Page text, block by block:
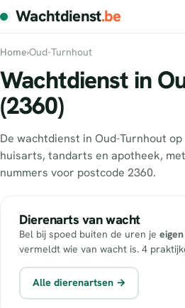
Wachtdienst.be
Home›Oud-Turnhout
Wachtdienst in
(2360)
De wachtdienst in Oud-Turnhout
huisarts, tandarts en apotheek,
nummers voor postcode 2360.
Dierenarts van wacht
Bel bij spoed buiten de uren je
vermeldt wie van wacht is. 4
Alle dierenartsen →